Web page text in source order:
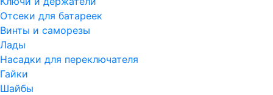
Отсеки для батареек
Винты и саморезы
Лады
Насадки для переключателя
Гайки
Шайбы